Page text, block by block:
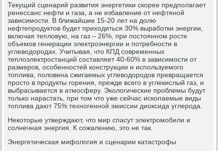
Текущий сценарий развития энергетики скорее предполагает
ренессанс нефти и газа, а не избавление от нефтяной
зависимости. В ближайшие 15-20 лет на долю
нефтепродуктов будет приходиться 30% выработки энергии,
включая тепловую, на газ – 26%, при постоянном росте
объемов генерации электроэнергии и потребности в
углеводородах. Учитывая, что КПД современных
теплоэлектростанций составляет 40-60% в зависимости от
размеров, особенностей конструкции и используемого
топлива, половина сжигаемых углеводородов превращается
просто в продукты горения, прежде всего в углекислый газ, и
выбрасывается в атмосферу. Экологические проблемы будут
только нарастать, при том что уже сейчас ископаемые виды
топлива дают 75% техногенной эмиссии диоксида углерода.
Некоторые утверждают, что мир спасут электромобили и
солнечная энергия. К сожалению, это не так.
Энергетическая мифология и сценарии катастрофы